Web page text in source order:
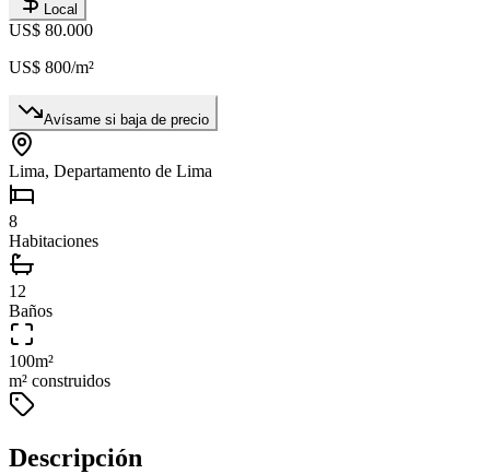
Local
US$ 80.000
US$ 800/m²
Avísame si baja de precio
Lima, Departamento de Lima
8
Habitaciones
12
Baños
100m²
m² construidos
Descripción